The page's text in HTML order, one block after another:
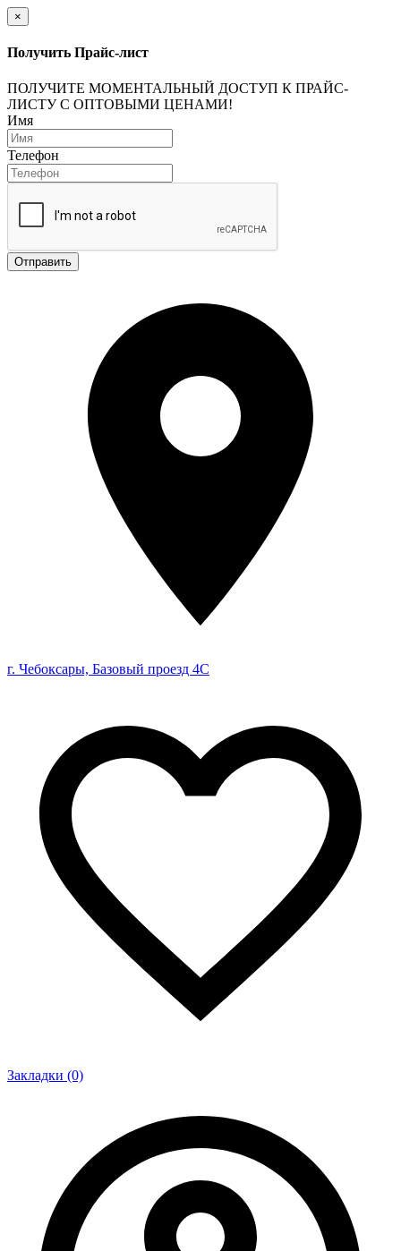
×
Получить Прайс-лист
ПОЛУЧИТЕ МОМЕНТАЛЬНЫЙ ДОСТУП К ПРАЙС-
ЛИСТУ С ОПТОВЫМИ ЦЕНАМИ!
Имя
Телефон
Отправить
г. Чебоксары, Базовый проезд 4С
Закладки (0)